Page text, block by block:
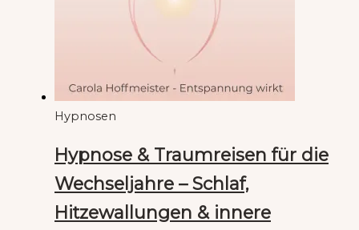
Hypnosen
Hypnose & Traumreisen für die
Wechseljahre – Schlaf,
Hitzewallungen & innere